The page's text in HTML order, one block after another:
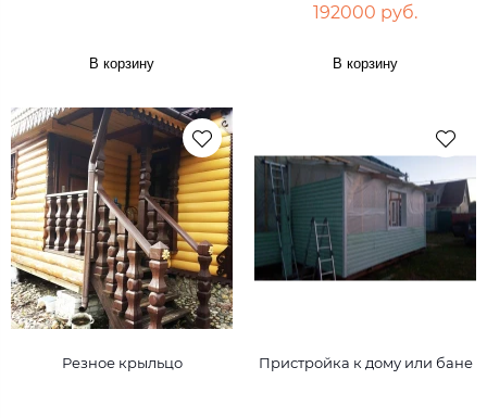
В корзину
192000 руб.
В корзину
Резное крыльцо Пристройка к дому или бане